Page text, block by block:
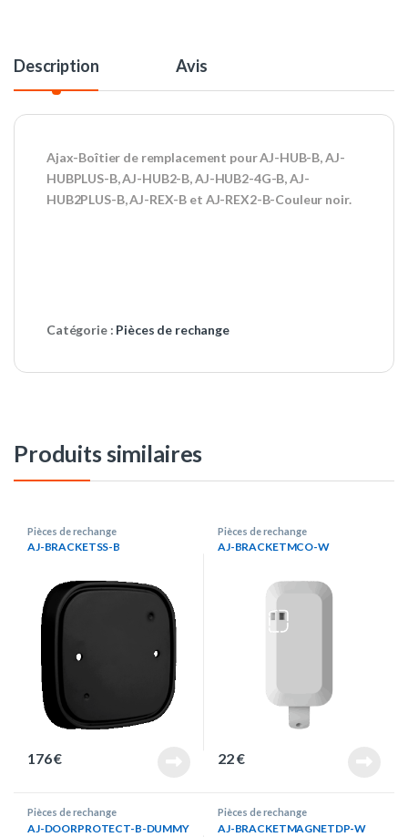
Description Avis
Ajax-Boîtier de remplacement pour AJ-HUB-B, AJ-
HUBPLUS-B, AJ-HUB2-B, AJ-HUB2-4G-B, AJ-
HUB2PLUS-B, AJ-REX-B et AJ-REX2-B-Couleur noir.
Catégorie : Pièces de rechange
Produits similaires
Pièces de rechange
AJ-BRACKETSS-B
176€
Pièces de rechange
AJ-BRACKETMCO-W
22€
Pièces de rechange
AJ-DOORPROTECT-B-DUMMY
Pièces de rechange
AJ-BRACKETMAGNETDP-W